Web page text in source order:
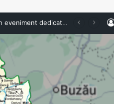
Viceprimarul Alexandru Săraru: România are nevoie de o strategie energetică, nu de lecții despre cum să stingem lumina